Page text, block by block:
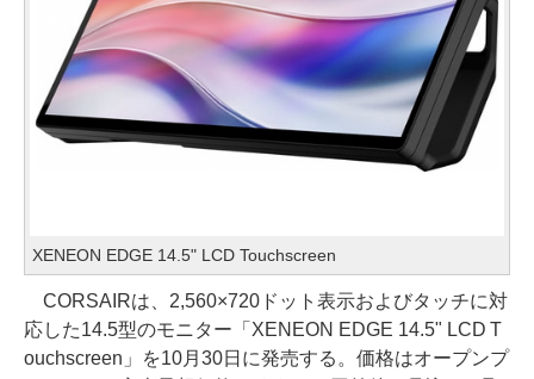
XENEON EDGE 14.5" LCD Touchscreen
CORSAIRは、2,560×720ドット表示およびタッチに対
応した14.5型のモニター「XENEON EDGE 14.5" LCD T
ouchscreen」を10月30日に発売する。価格はオープンプ